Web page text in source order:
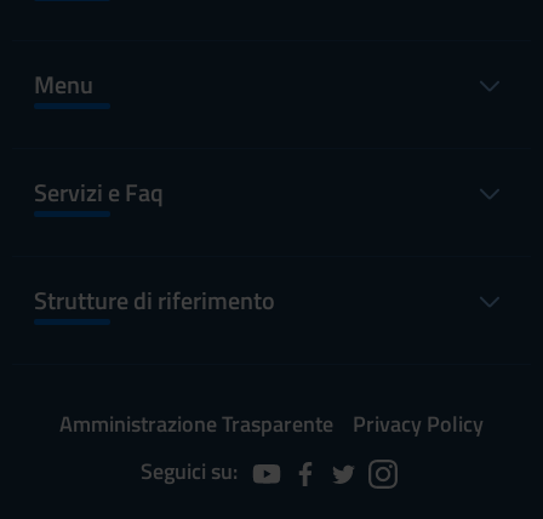
Menu
Servizi e Faq
Strutture di riferimento
Amministrazione Trasparente
Privacy Policy
Seguici su: